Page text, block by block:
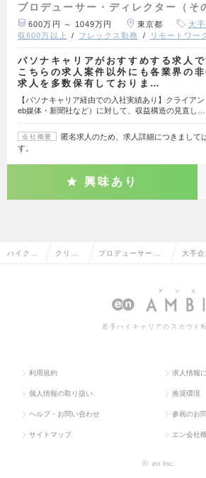
プロデューサー・ディレクター（そ
600万円 ～ 1049万円 東京都 大
収600万以上
フレックス勤務 リモートワー
パソナキャリアがおすすめする求人で
こちらの求人案件以外にも各業界の非
求人を多数保有しておりま…
【パソナキャリア経由での入社実績あり】クライア
eb媒体・新聞社など）に対して、収益構造の見直し…
会社概要
匿名求人のため、求人詳細につきまして
す。
興味あり
ハイクラ クリエ プロデューサー・
の他）
大手
情報一
若手ハイキャリアのスカウト
利用規約 求人情報
個人情報の取り扱い 推奨環境
ヘルプ・お問い合わせ 参画のお
サイトマップ エン会社
© en Inc.